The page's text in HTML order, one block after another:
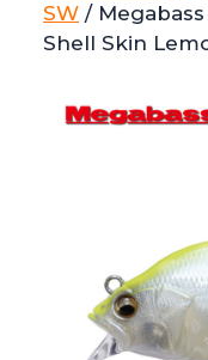
SW /
Shell Skin